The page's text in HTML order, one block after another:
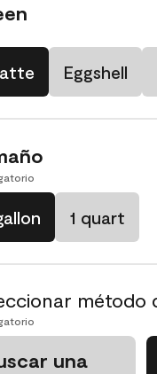
Eggshell
1 quart
método
una